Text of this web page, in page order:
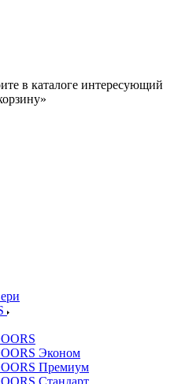
в каталоге интересующий
Эконом
Премиум
Стандарт